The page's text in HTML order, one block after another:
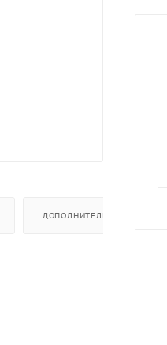
ДОПОЛНИТЕЛЬНО